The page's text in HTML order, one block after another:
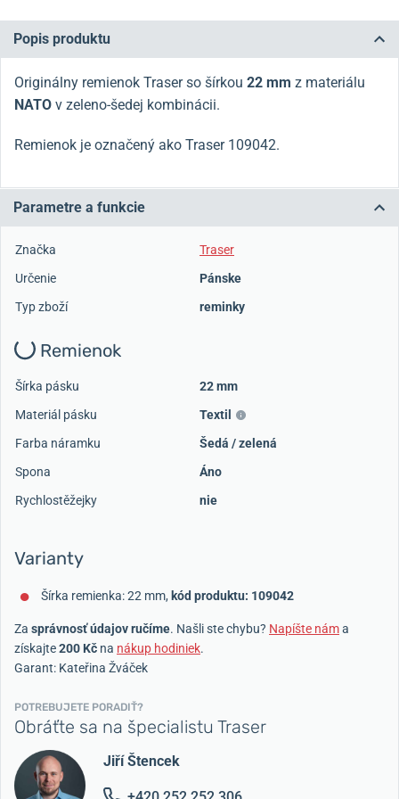
Popis produktu
Originálny remienok Traser so šírkou 22 mm z materiálu
NATO v zeleno-šedej kombinácii.
Remienok je označený ako Traser 109042.
Parametre a funkcie
Značka
Traser
Určenie
Pánske
Typ zboží
reminky
Remienok
Šírka pásku
22 mm
Materiál pásku
Textil
Farba náramku
Šedá / zelená
Spona
Áno
Rychlostěžejky
nie
Varianty
Šírka remienka: 22 mm, kód produktu: 109042
Za správnosť údajov ručíme. Našli ste chybu? Napíšte náma
získajte200 Kč na nákup hodiniek.
Garant: Kateřina Žváček
POTREBUJETE PORADIŤ?
Obráťte sa na špecialistu Traser
Jiří Štencek